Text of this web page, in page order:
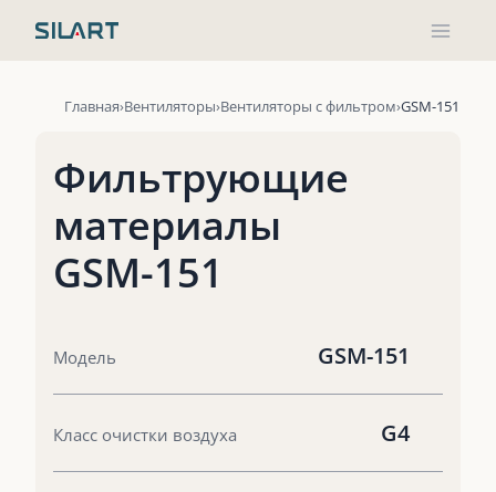
Главная Вентиляторы Вентиляторы с фильтром GSM-151
Фильтрующие
материалы
GSM-151
Модель GSM-151
Класс очистки воздуха G4